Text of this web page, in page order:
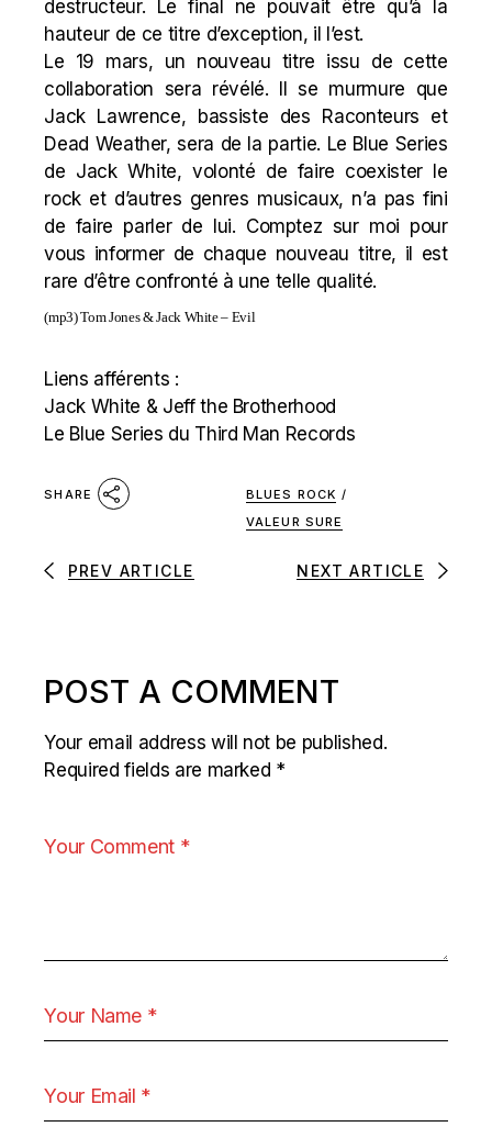
destructeur. Le final ne pouvait être qu’à la
hauteur de ce titre d’exception, il l’est.
Le 19 mars, un nouveau titre issu de cette
collaboration sera révélé. Il se murmure que
Jack Lawrence, bassiste des Raconteurs et
Dead Weather, sera de la partie. Le Blue Series
de Jack White, volonté de faire coexister le
rock et d’autres genres musicaux, n’a pas fini
de faire parler de lui. Comptez sur moi pour
vous informer de chaque nouveau titre, il est
rare d’être confronté à une telle qualité.
(mp3)Tom Jones & Jack White – Evil
Liens afférents :
Jack White & Jeff the Brotherhood
Le Blue Series du Third Man Records
SHARE BLUES ROCK /
VALEUR SURE
PREV ARTICLE NEXT ARTICLE
POST A COMMENT
Your email address will not be published.
Required fields are marked *